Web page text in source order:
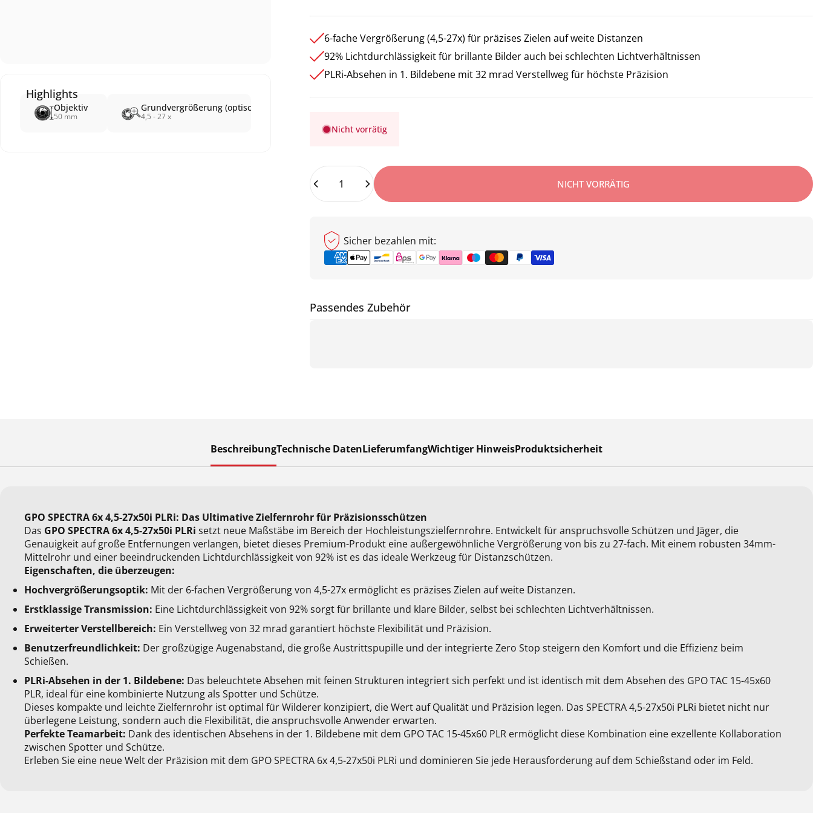
Highlights
Objektiv
50 mm
Grundvergrößerung (optische Vergrößerung)
4,5 - 27 x
6-fache Vergrößerung (4,5-27x) für präzises Zielen auf weite Distanzen
92% Lichtdurchlässigkeit für brillante Bilder auch bei schlechten Lichtverhältnissen
PLRi-Absehen in 1. Bildebene mit 32 mrad Verstellweg für höchste Präzision
Nicht vorrätig
Anzahl
NICHT VORRÄTIG
Sicher bezahlen mit:
Passendes Zubehör
BeschreibungTechnische DatenLieferumfangWichtiger HinweisProduktsicherheit
GPO SPECTRA 6x 4,5-27x50i PLRi: Das Ultimative Zielfernrohr für Präzisionsschützen
Das GPO SPECTRA 6x 4,5-27x50i PLRi setzt neue Maßstäbe im Bereich der Hochleistungszielfernrohre. Entwickelt für anspruchsvolle Schützen und Jäger, die
Genauigkeit auf große Entfernungen verlangen, bietet dieses Premium-Produkt eine außergewöhnliche Vergrößerung von bis zu 27-fach. Mit einem robusten 34mm-
Mittelrohr und einer beeindruckenden Lichtdurchlässigkeit von 92% ist es das ideale Werkzeug für Distanzschützen.
Eigenschaften, die überzeugen:
Hochvergrößerungsoptik: Mit der 6-fachen Vergrößerung von 4,5-27x ermöglicht es präzises Zielen auf weite Distanzen.
Erstklassige Transmission: Eine Lichtdurchlässigkeit von 92% sorgt für brillante und klare Bilder, selbst bei schlechten Lichtverhältnissen.
Erweiterter Verstellbereich: Ein Verstellweg von 32 mrad garantiert höchste Flexibilität und Präzision.
Benutzerfreundlichkeit: Der großzügige Augenabstand, die große Austrittspupille und der integrierte Zero Stop steigern den Komfort und die Effizienz beim
Schießen.
PLRi-Absehen in der 1. Bildebene: Das beleuchtete Absehen mit feinen Strukturen integriert sich perfekt und ist identisch mit dem Absehen des GPO TAC 15-45x60
PLR, ideal für eine kombinierte Nutzung als Spotter und Schütze.
Dieses kompakte und leichte Zielfernrohr ist optimal für Wilderer konzipiert, die Wert auf Qualität und Präzision legen. Das SPECTRA 4,5-27x50i PLRi bietet nicht nur
überlegene Leistung, sondern auch die Flexibilität, die anspruchsvolle Anwender erwarten.
Perfekte Teamarbeit: Dank des identischen Absehens in der 1. Bildebene mit dem GPO TAC 15-45x60 PLR ermöglicht diese Kombination eine exzellente Kollaboration
zwischen Spotter und Schütze.
Erleben Sie eine neue Welt der Präzision mit dem GPO SPECTRA 6x 4,5-27x50i PLRi und dominieren Sie jede Herausforderung auf dem Schießstand oder im Feld.